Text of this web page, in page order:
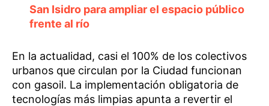
San Isidro para ampliar el espacio público
frente al río
En la actualidad, casi el 100% de los colectivos
urbanos que circulan por la Ciudad funcionan
con gasoil. La implementación obligatoria de
tecnologías más limpias apunta a revertir el